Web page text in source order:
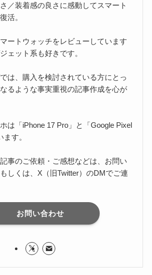
／装着感の良さに感動してスマート
活。
ートウォッチをレビューしています
ェット系も好きです。
は、購入を検討されている方にとっ
るような事実重視の記事作成を心が
は「iPhone 17 Pro」と「Google Pixel
す。
事のご依頼・ご感想などは、お問い
しくは、X（旧Twitter）のDMでご連
お問い合わせ